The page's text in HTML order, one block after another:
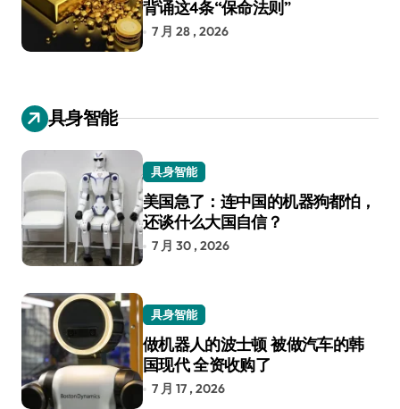
背诵这4条“保命法则”
7 月 28 , 2026
具身智能
具身智能
美国急了：连中国的机器狗都怕，
还谈什么大国自信？
7 月 30 , 2026
具身智能
做机器人的波士顿 被做汽车的韩
国现代 全资收购了
7 月 17 , 2026